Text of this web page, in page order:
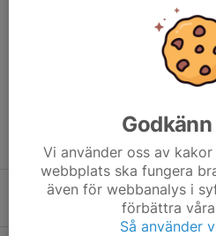
Tidigare nyheter
Bingolotter till
7 dec 2025 0
Vi använder oss av
webbplats ska fungera
även för webbanalys i
förbättra
Så använder